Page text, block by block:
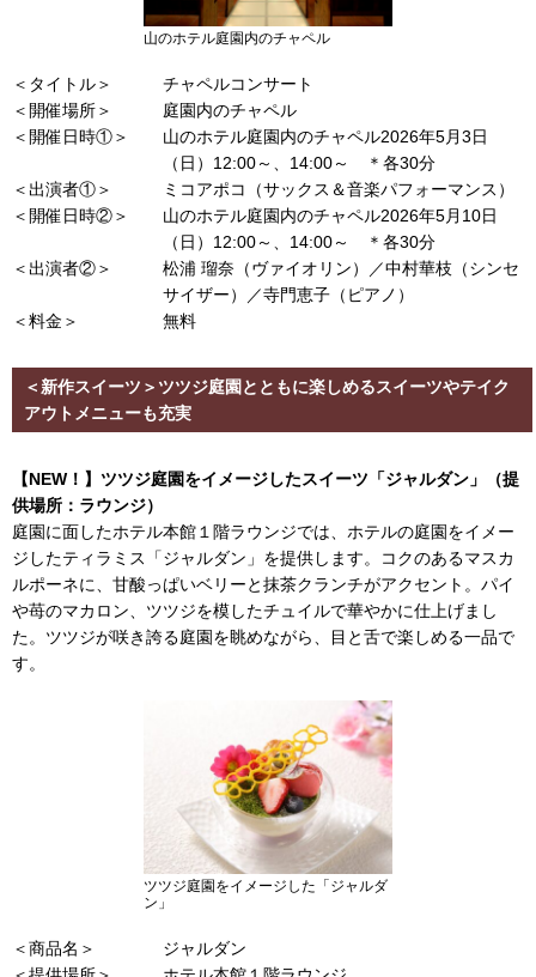
山のホテル庭園内のチャペル
＜タイトル＞
チャペルコンサート
＜開催場所＞
庭園内のチャペル
＜開催日時①＞
山のホテル庭園内のチャペル2026年5月3日
（日）12:00～、14:00～ ＊各30分
＜出演者①＞
ミコアポコ（サックス＆音楽パフォーマンス）
＜開催日時②＞
山のホテル庭園内のチャペル2026年5月10日
（日）12:00～、14:00～ ＊各30分
＜出演者②＞
松浦 瑠奈（ヴァイオリン）／中村華枝（シンセ
サイザー）／寺門恵子（ピアノ）
＜料金＞
無料
＜新作スイーツ＞ツツジ庭園とともに楽しめるスイーツやテイク
アウトメニューも充実
【NEW！】ツツジ庭園をイメージしたスイーツ「ジャルダン」（提
供場所：ラウンジ）
庭園に面したホテル本館１階ラウンジでは、ホテルの庭園をイメー
ジしたティラミス「ジャルダン」を提供します。コクのあるマスカ
ルポーネに、甘酸っぱいベリーと抹茶クランチがアクセント。パイ
や苺のマカロン、ツツジを模したチュイルで華やかに仕上げまし
た。ツツジが咲き誇る庭園を眺めながら、目と舌で楽しめる一品で
す。
ツツジ庭園をイメージした「ジャルダ
ン」
＜商品名＞
ジャルダン